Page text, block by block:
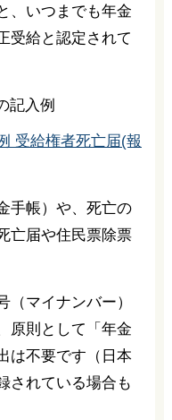
、いつまでも年金
受給と認定されて
受給権者死亡届(報
手帳）や、死亡の
亡届や住民票除票
（マイナンバー）
原則として「年金
は不要です（日本
されている場合も